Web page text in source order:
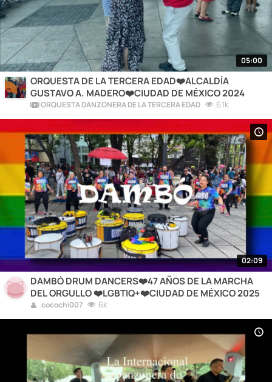
05:00
ORQUESTA DE LA TERCERA EDAD❤️ALCALDÍA
GUSTAVO A. MADERO❤️CIUDAD DE MÉXICO 2024
ORQUESTA DANZONERA DE LA TERCERA EDAD 6.1k
02:09
DAMBÓ DRUM DANCERS❤️47 AÑOS DE LA MARCHA
DEL ORGULLO ❤️LGBTIQ+❤️CIUDAD DE MÉXICO 2025
cocochi007 6k